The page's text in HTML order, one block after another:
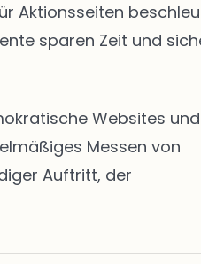
Aktionsseiten
sparen Zeit und
Websites und
Messen von
Auftritt, der